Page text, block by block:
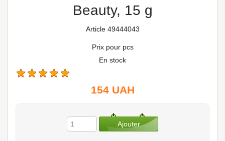
Beauty, 15 g
Article 49444043
Prix pour pcs
En stock
154 UAH